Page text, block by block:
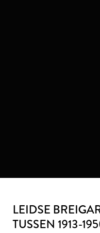
LEIDSE
TUSSEN 1913-